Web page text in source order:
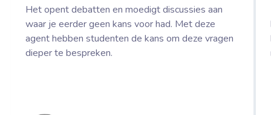
Het opent debatten en moedigt discussies aan
waar je eerder geen kans voor had. Met deze
agent hebben studenten de kans om deze vragen
dieper te bespreken.